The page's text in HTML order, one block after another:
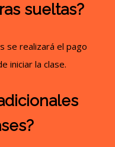
sueltas?
se realizará el pago
iniciar la clase.